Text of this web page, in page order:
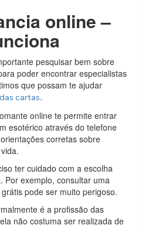
online –
pesquisar bem sobre
poder encontrar especialistas
que possam te ajudar
cartas.
online te permite entrar
esotérico através do telefone
corretas sobre
ter cuidado com a escolha
Por exemplo, consultar uma
pode ser muito perigoso.
é a profissão das
não costuma ser realizada de